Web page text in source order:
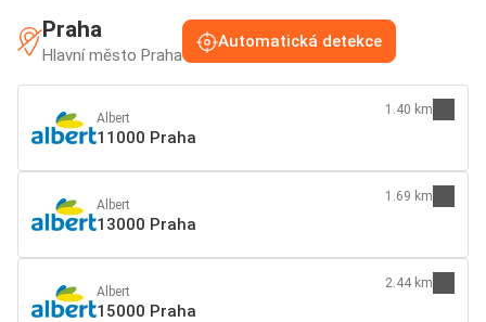
Praha
Hlavní město Praha
Automatická detekce
Albert
11000 Praha
1.40 km
Albert
13000 Praha
1.69 km
Albert
15000 Praha
2.44 km